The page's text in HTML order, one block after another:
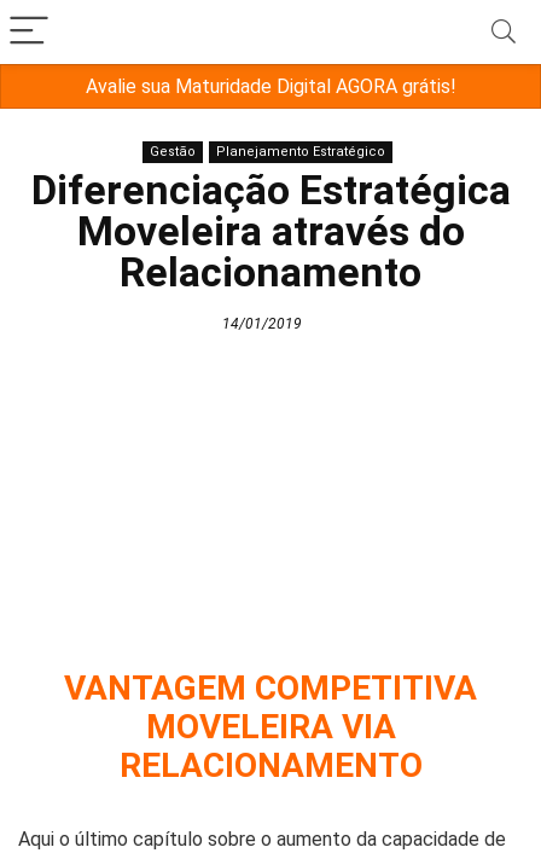
Avalie sua Maturidade Digital AGORA grátis!
Gestão Planejamento Estratégico
Diferenciação Estratégica
Moveleira através do
Relacionamento
14/01/2019
VANTAGEM COMPETITIVA
MOVELEIRA VIA
RELACIONAMENTO
Aqui o último capítulo sobre o aumento da capacidade de